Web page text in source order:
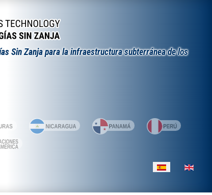
Sin Zanja para la infraestructura subterránea de los
Seleccione su